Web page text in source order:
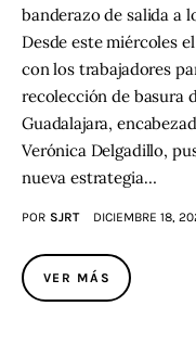
banderazo de salida a
Desde este miércoles
con los trabajadores
recolección de basura
Guadalajara,
Verónica Delgadillo,
nueva estrategia…
POR SJRT DICIEMBRE 18,
VER MÁS